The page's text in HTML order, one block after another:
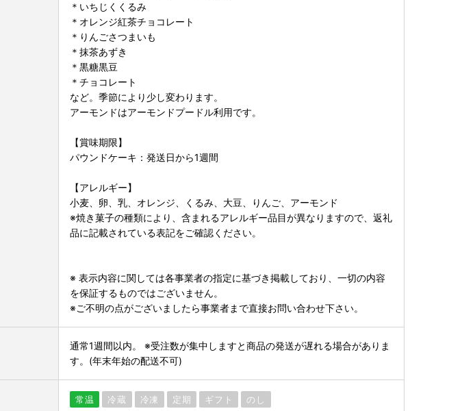
＊いちじくくるみ
＊オレンジ紅茶チョコレート
＊りんごさつまいも
＊抹茶あずき
＊黒糖黒豆
＊チョコレート
など。季節により少し変わります。
アーモンドはアーモンドプードル利用です。
【賞味期限】
パウンドケーキ：発送日から1週間
【アレルギー】
小麦、卵、乳、オレンジ、くるみ、大豆、りんご、アーモンド
※焼き菓子の種類により、含まれるアレルギー品目が異なりますので、返礼
品に記載されている表記をご確認ください。
※ 表示内容に関しては各事業者の指定に基づき掲載しており、一切の内容
を保証するものではございません。
※ご不明の点がございましたら事業者まで直接お問い合わせ下さい。
通常1週間以内。 ※受注数が集中しますと商品の発送が遅れる場合がありま
す。(年末年始の配送不可)
常温 冷蔵 冷凍 定期 ギフト のし